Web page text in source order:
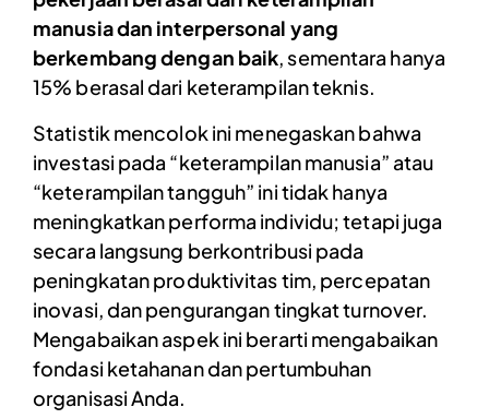
manusia dan interpersonal yang
berkembang dengan baik, sementara hanya
15% berasal dari keterampilan teknis.
Statistik mencolok ini menegaskan bahwa
investasi pada “keterampilan manusia” atau
“keterampilan tangguh” ini tidak hanya
meningkatkan performa individu; tetapi juga
secara langsung berkontribusi pada
peningkatan produktivitas tim, percepatan
inovasi, dan pengurangan tingkat turnover.
Mengabaikan aspek ini berarti mengabaikan
fondasi ketahanan dan pertumbuhan
organisasi Anda.